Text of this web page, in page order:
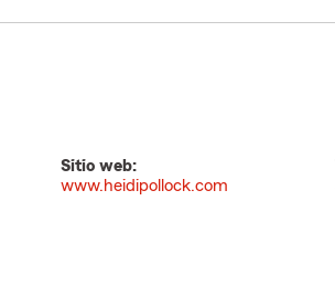
Sitio web:
www.heidipollock.com